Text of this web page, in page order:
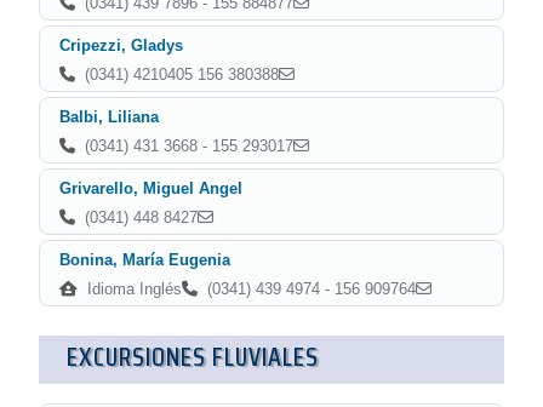
Cripezzi, Gladys
(0341) 4210405 156 380388
Balbi, Liliana
(0341) 431 3668 - 155 293017
Grivarello, Miguel Angel
(0341) 448 8427
Bonina, María Eugenia
Idioma Inglés
(0341) 439 4974 - 156 909764
EXCURSIONES FLUVIALES